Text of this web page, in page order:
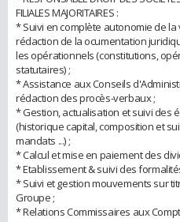
FILIALES MAJORITAIRES :
* Suivi en complète autonomie de
rédaction de la ocumentation
les opérationnels (constitutions,
statutaires) ;
* Assistance aux Conseils
rédaction des procès-verbaux ;
* Gestion, actualisation et suivi des
(historique capital, composition et
mandats ...) ;
* Calcul et mise en paiement des
* Etablissement & suivi des
* Suivi et gestion mouvements sur
Groupe ;
* Relations Commissaires aux